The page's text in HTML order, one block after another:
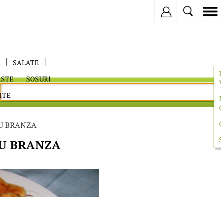
SALATE
SOSURI
BRANZA
BRANZA